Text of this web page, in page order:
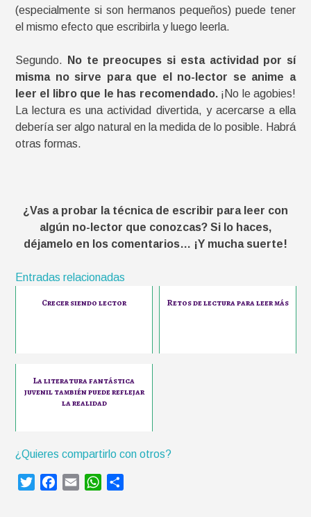
(especialmente si son hermanos pequeños) puede tener
el mismo efecto que escribirla y luego leerla.
Segundo. No te preocupes si esta actividad por sí
misma no sirve para que el no-lector se anime a
leer el libro que le has recomendado.¡No le agobies!
La lectura es una actividad divertida, y acercarse a ella
debería ser algo natural en la medida de lo posible. Habrá
otras formas.
¿Vas a probar la técnica de escribir para leer con
algún no-lector que conozcas? Si lo haces,
déjamelo en los comentarios… ¡Y mucha suerte!
Entradas relacionadas
Crecer siendo lector Retos de lectura para leer más
La literatura fantástica
juvenil también puede reflejar
la realidad
¿Quieres compartirlo con otros?
W